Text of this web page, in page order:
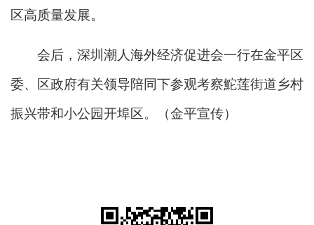
区高质量发展。
会后，深圳潮人海外经济促进会一行在金平区
委、区政府有关领导陪同下参观考察鮀莲街道乡村
振兴带和小公园开埠区。（金平宣传）